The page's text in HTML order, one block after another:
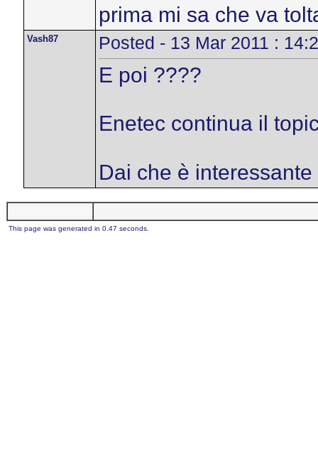
prima mi sa che va
Vash87 Posted - 13 Mar 2011 :
E poi ????
Enetec continua il
Dai che è interessante
This page was generated in 0.47 seconds.